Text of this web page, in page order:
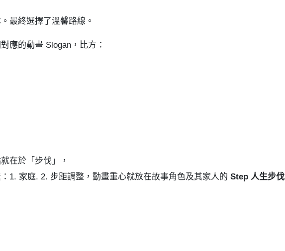
最終選擇了溫馨路線。
應的動畫 Slogan，比方：
在於「步伐」，
1. 家庭. 2. 步距調整，動畫重心就放在故事角色及其家人的Step 人生步伐